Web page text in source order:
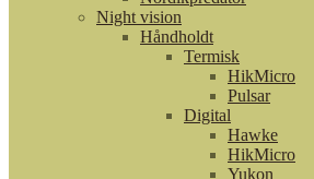
Night vision
Håndholdt
Termisk
HikMicro
Pulsar
Digital
Hawke
HikMicro
Yukon